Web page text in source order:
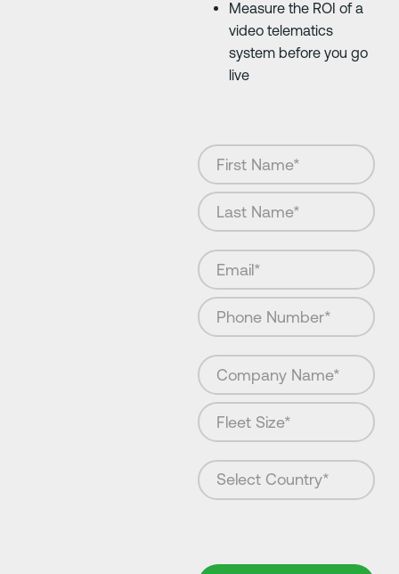
Measure the ROI of a
video telematics
system before you go
live